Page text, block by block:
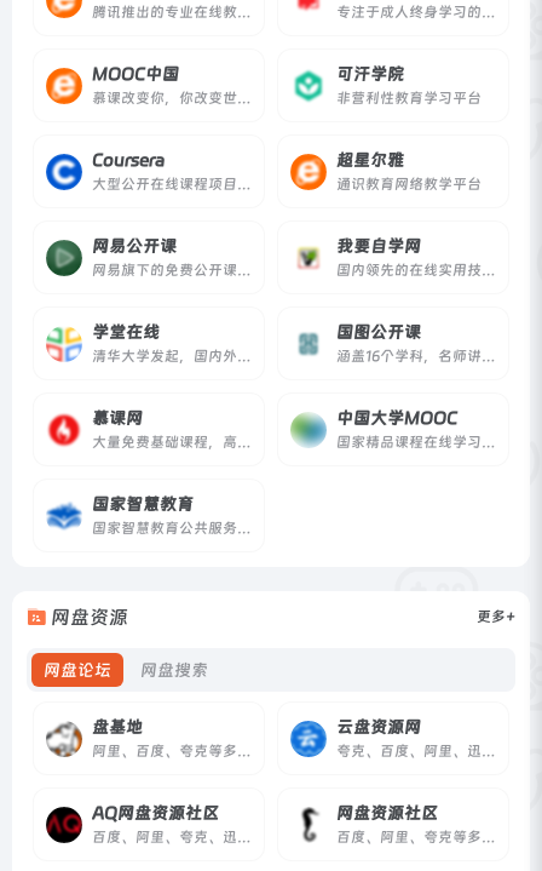
腾讯推出的专业在线教育平台 专注于成人终身学习的在线教育平台
MOOC中国
慕课改变你，你改变世界。
可汗学院
非营利性教育学习平台
Coursera
大型公开在线课程项目，来自世界顶尖大学的慕课
超星尔雅
通识教育网络教学平台
网易公开课
网易旗下的免费公开课平台
我要自学网
国内领先的在线实用技能视频学习平台
学堂在线
清华大学发起，国内外一流大学的优质课程
国图公开课
涵盖16个学科，名师讲解，值得学习
慕课网
大量免费基础课程，高质量实战付费课程
中国大学MOOC
国家精品课程在线学习平台
国家智慧教育
国家智慧教育公共服务平台
网盘资源
网盘论坛 网盘搜索
更多+
盘基地
阿里、百度、夸克等多网盘资源分享
云盘资源网
夸克、百度、阿里、迅雷等多网盘资源分享
AQ网盘资源社区
百度、阿里、夸克、迅雷等多网盘资源分享
网盘资源社区
百度、阿里、夸克等多网盘资源分享